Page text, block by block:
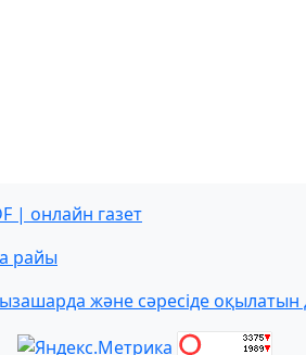
| онлайн газет
райы
және сәресіде оқылатын